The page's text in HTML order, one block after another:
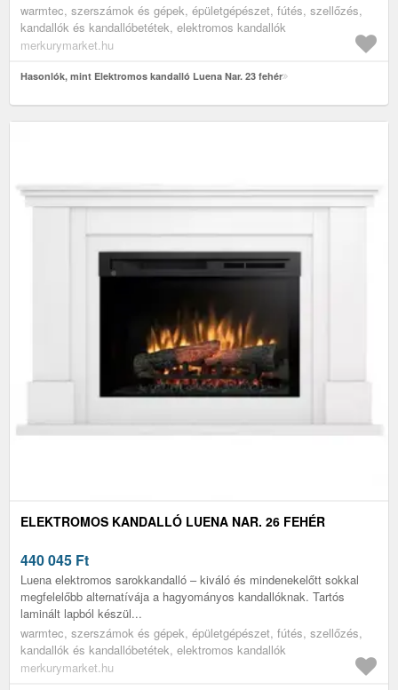
warmtec, szerszámok és gépek, épületgépészet, fútés, szellőzés,
kandallók és kandallóbetétek, elektromos kandallók
merkurymarket.hu
Hasonlók, mint Elektromos kandalló Luena Nar. 23 fehér
ELEKTROMOS KANDALLÓ LUENA NAR. 26 FEHÉR
440 045 Ft
Luena elektromos sarokkandalló – kiváló és mindenekelőtt sokkal
megfelelőbb alternatívája a hagyományos kandallóknak. Tartós
laminált lapból készül...
warmtec, szerszámok és gépek, épületgépészet, fútés, szellőzés,
kandallók és kandallóbetétek, elektromos kandallók
merkurymarket.hu